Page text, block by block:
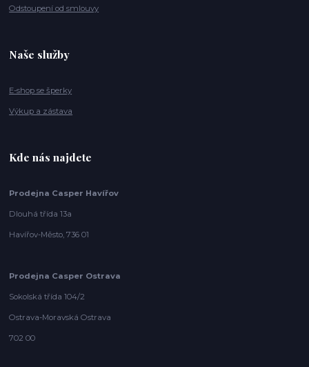
Odstoupení od smlouvy
Naše služby
E-shop se šperky
Výkup a zástava
Kde nás najdete
Prodejna Casper Havířov
Dlouhá třída 13a
Havířov-Město, 736 01
Prodejna Casper Ostrava
Sokolská třída 104/2
Ostrava-Moravská Ostrava
702 00